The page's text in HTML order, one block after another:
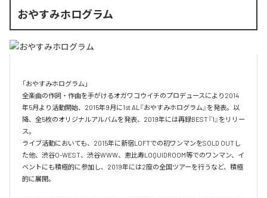
おやすみホログラム
「おやすみホログラム」
全楽曲の作詞・作曲を⼿がけるオガワコウイチのプロデュースにより2014
年5⽉より活動開始、2015年9⽉に1st AL『おやすみホログラム』を発表。以
降、全5枚のオリジナルアルバムを発表、2019年には再録BEST『1』をリリー
ス。
ライブ活動においても、2015年に新宿LOFTでの初ワンマンをSOLD OUTし
た他、渋⾕O-WEST、渋⾕WWW、恵⽐寿LOQUIDROOM等でのワンマン、イ
ベントにも積極的に参加し、2019年には2度の全国ツアーを⾏うなど、積極
的に展開。